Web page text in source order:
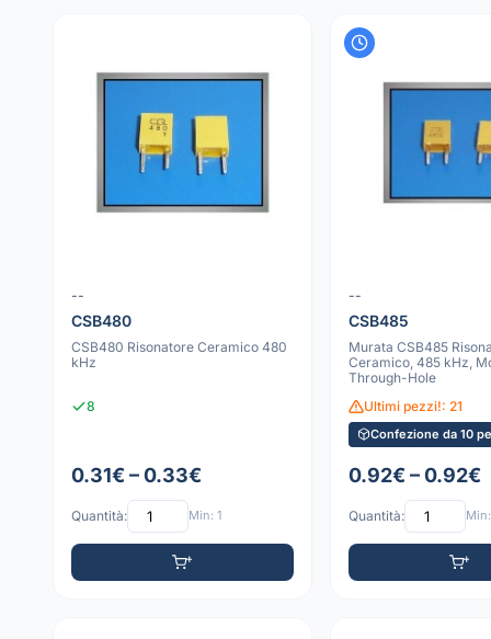
--
CSB480
CSB480 Risonatore Ceramico 480
kHz
8
0.31€ – 0.33€
Quantità: Min: 1
--
CSB485
Murata CSB485
Ceramico, 485 kHz,
Through-Hole
Ultimi pezzi!: 21
Confezione da 10
0.92€ – 0.92€
Quantità: Min: